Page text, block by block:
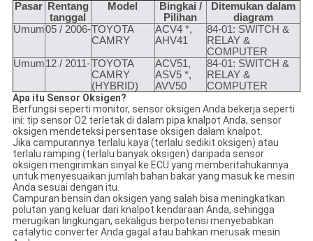
Pasar
Rentang
tanggal
Model
Bingkai /
Pilihan
Ditemukan dalam
diagram
Umum05 / 2006-TOYOTA
CAMRY
ACV4 *,
AHV41
84-01: SWITCH &
RELAY &
COMPUTER
Umum12 / 2011-TOYOTA
CAMRY
(HYBRID)
ACV51,
ASV5 *,
AVV50
84-01: SWITCH &
RELAY &
COMPUTER
Apa itu Sensor Oksigen?
Berfungsi seperti monitor, sensor oksigen Anda bekerja seperti
ini: tip sensor O2 terletak di dalam pipa knalpot Anda, sensor
oksigen mendeteksi persentase oksigen dalam knalpot.
Jika campurannya terlalu kaya (terlalu sedikit oksigen) atau
terlalu ramping (terlalu banyak oksigen) daripada sensor
oksigen mengirimkan sinyal ke ECU yang memberitahukannya
untuk menyesuaikan jumlah bahan bakar yang masuk ke mesin
Anda sesuai dengan itu.
Campuran bensin dan oksigen yang salah bisa meningkatkan
polutan yang keluar dari knalpot kendaraan Anda, sehingga
merugikan lingkungan, sekaligus berpotensi menyebabkan
catalytic converter Anda gagal atau bahkan merusak mesin